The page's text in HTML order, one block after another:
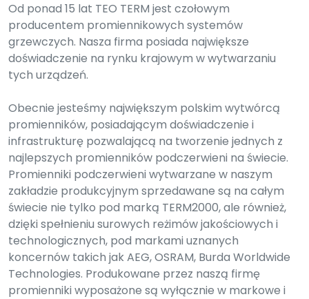
Od ponad 15 lat TEO TERM jest czołowym
producentem promiennikowych systemów
grzewczych. Nasza firma posiada największe
doświadczenie na rynku krajowym w wytwarzaniu
tych urządzeń.
Obecnie jesteśmy największym polskim wytwórcą
promienników, posiadającym doświadczenie i
infrastrukturę pozwalającą na tworzenie jednych z
najlepszych promienników podczerwieni na świecie.
Promienniki podczerwieni wytwarzane w naszym
zakładzie produkcyjnym sprzedawane są na całym
świecie nie tylko pod marką TERM2000, ale również,
dzięki spełnieniu surowych reżimów jakościowych i
technologicznych, pod markami uznanych
koncernów takich jak AEG, OSRAM, Burda Worldwide
Technologies. Produkowane przez naszą firmę
promienniki wyposażone są wyłącznie w markowe i